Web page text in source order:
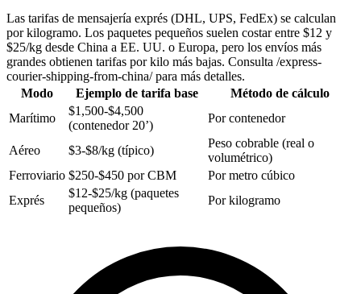
Las tarifas de mensajería exprés (DHL, UPS, FedEx) se calculan
por kilogramo. Los paquetes pequeños suelen costar entre $12 y
$25/kg desde China a EE. UU. o Europa, pero los envíos más
grandes obtienen tarifas por kilo más bajas. Consulta /express-
courier-shipping-from-china/ para más detalles.
Modo
Ejemplo de tarifa base
Método de cálculo
Marítimo
$1,500-$4,500
(contenedor 20’)
Por contenedor
Aéreo $3-$8/kg (típico)
Peso cobrable (real o
volumétrico)
Ferroviario $250-$450 por CBM
Por metro cúbico
Exprés
$12-$25/kg (paquetes
pequeños)
Por kilogramo